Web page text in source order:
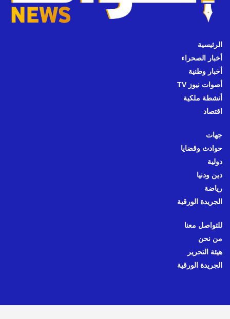
الرئيسية
أخبار الصحراء
أخبار وطنية
أصوات نيوز TV
أنشطة ملكية
اقتصاد
جهات
حوادث وقضايا
دولية
دين ودنيا
رياضة
الجريدة الورقية
للتواصل معنا
من نحن
هيئة التحرير
الجريدة الورقية